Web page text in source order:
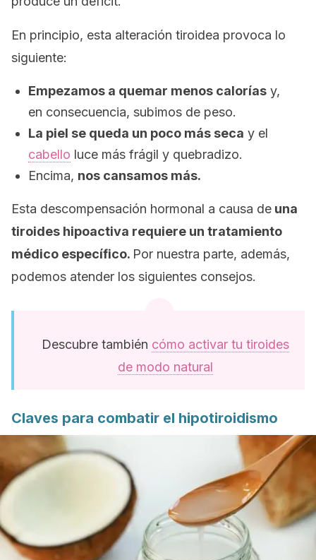
En principio, esta alteración tiroidea provoca lo
siguiente:
Empezamos a quemar menos calorías y,
en consecuencia, subimos de peso.
La piel se queda un poco más seca y el
cabello luce más frágil y quebradizo.
Encima, nos cansamos más.
Esta descompensación hormonal a causa de una
tiroides hipoactiva requiere un tratamiento
médico específico. Por nuestra parte, además,
podemos atender los siguientes consejos.
Descubre también cómo activar tu tiroides
de modo natural
Claves para combatir el hipotiroidismo